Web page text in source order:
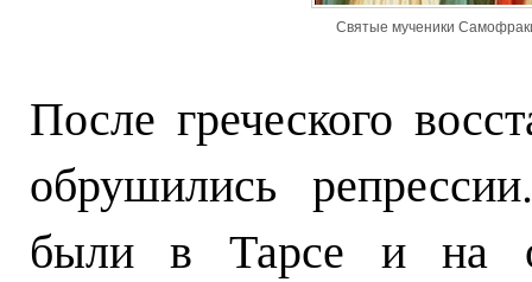
Святые мученики
После греческого
обрушились
были в Тарсе и на